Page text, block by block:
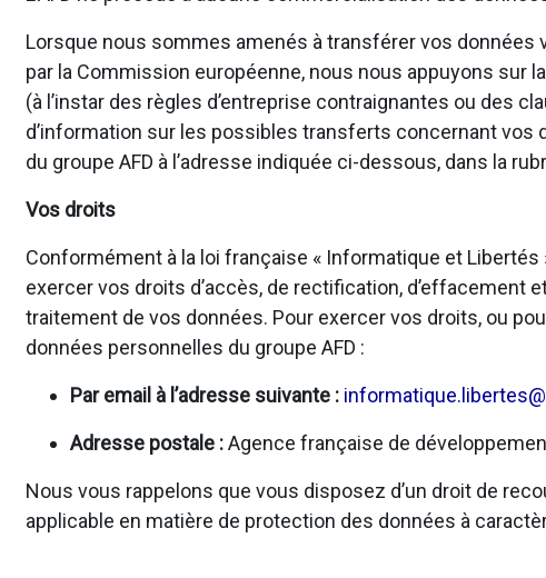
Lorsque nous sommes amenés à transférer vos données
par la Commission européenne, nous nous appuyons sur
(à l’instar des règles d’entreprise contraignantes ou des
d’information sur les possibles transferts concernant
du groupe AFD à l’adresse indiquée ci-dessous, dans la
Vos droits
Conformément à la loi française « Informatique et
exercer vos droits d’accès, de rectification, d’effacement
traitement de vos données. Pour exercer vos droits, ou
données personnelles du groupe AFD :
Par email à l’adresse suivante :
Adresse postale :Agence française de
Nous vous rappelons que vous disposez d’un droit de
applicable en matière de protection des données à